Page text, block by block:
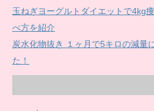
玉ねぎヨーグルトダイエットで4kg
べ方を紹介
炭水化物抜き １ヶ月で5キロの減量
た！